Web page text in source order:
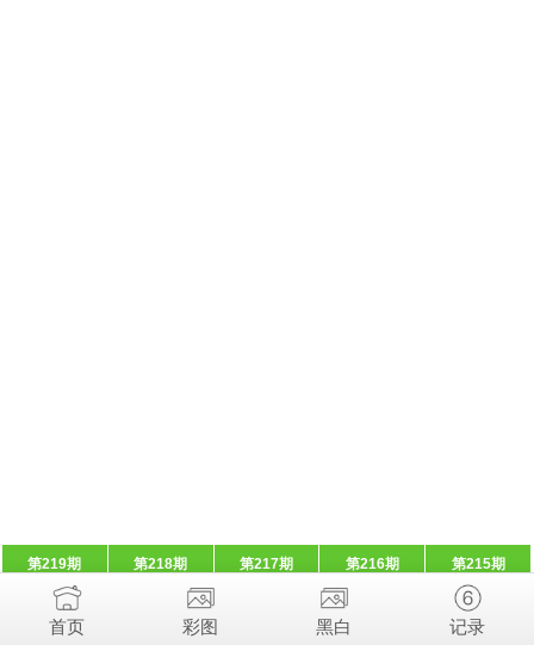
第219期 第218期 第217期 第216期 第215期
首页 彩图 黑白 记录